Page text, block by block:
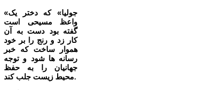
«جولیا» که دختر یک
واعظ مسیحی است
گفته بود دست به آن
کار زد و رنج را بر خود
هموار ساخت که خبر
رسانه ها شود و توجه
جهانیان را به حفظ
محیط زیست جلب کند.